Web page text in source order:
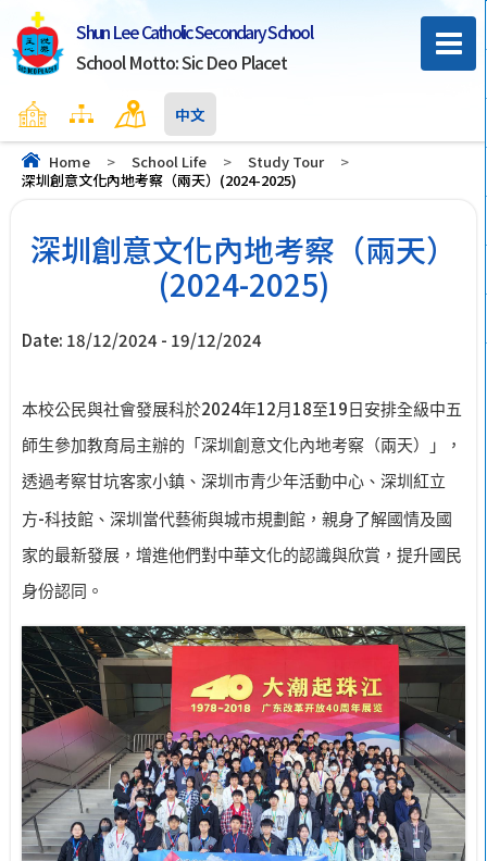
Shun Lee Catholic Secondary School
School Motto: Sic Deo Placet
Home Sitemap Contact Us
中文
Home > School Life > Study Tour
>
深圳創意文化內地考察（兩天）(2024-2025)
深圳創意文化內地考察（兩天）
(2024-2025)
Date: 18/12/2024 - 19/12/2024
本校公民與社會發展科於2024年12月 18至19 日安排全級中五
師生參加教育局主辦的「深圳創意文化內地考察（兩天）」，
透過考察甘坑客家小鎮、深圳市青少年活動中心、深圳紅立
方-科技館、深圳當代藝術與城市規劃館，親身了解國情及國
家的最新發展，增進他們對中華文化的認識與欣賞，提升國民
身份認同。